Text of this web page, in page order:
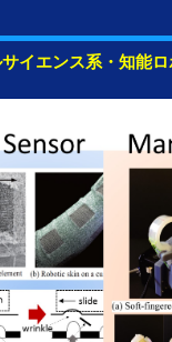
イエンス系・知能